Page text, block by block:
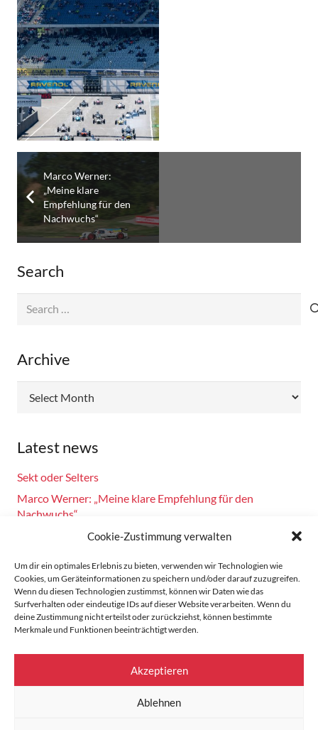
Cookie-Zustimmung verwalten
Um dir ein optimales Erlebnis zu bieten, verwenden wir Technologien wie
Cookies, um Geräteinformationen zu speichern und/oder darauf zuzugreifen.
Wenn du diesen Technologien zustimmst, können wir Daten wie das
Surfverhalten oder eindeutige IDs auf dieser Website verarbeiten. Wenn du
deine Zustimmung nicht erteilst oder zurückziehst, können bestimmte
Merkmale und Funktionen beeinträchtigt werden.
Akzeptieren
Ablehnen
Marco Werner:
„Meine klare
Empfehlung für den
Nachwuchs“
Search
Archive
Latest news
Sekt oder Selters
Marco Werner: „Meine klare Empfehlung für den
Nachwuchs“
Fahrsicherheitstraining am 14.10.2024
Motorsport!
Zandvoort: Marco Werner meldet sich mit Siegen in der
Masters Serie zurück